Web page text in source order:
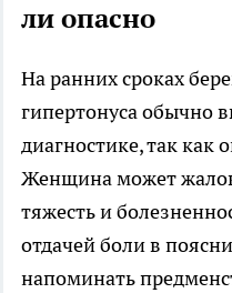
ли опасно
На ранних сроках
гипертонуса обычно
диагностике, так
Женщина может
тяжесть и
отдачей боли в
напоминать